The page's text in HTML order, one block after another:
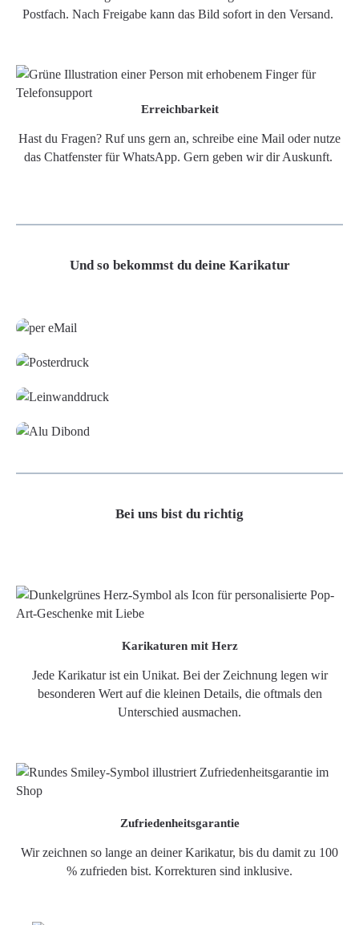
Postfach. Nach Freigabe kann das Bild sofort in den Versand.
Erreichbarkeit
Hast du Fragen? Ruf uns gern an, schreibe eine Mail oder nutze
das Chatfenster für WhatsApp. Gern geben wir dir Auskunft.
Und so bekommst du deine Karikatur
Bei uns bist du richtig
Karikaturen mit Herz
Jede Karikatur ist ein Unikat. Bei der Zeichnung legen wir
besonderen Wert auf die kleinen Details, die oftmals den
Unterschied ausmachen.
Zufriedenheitsgarantie
Wir zeichnen so lange an deiner Karikatur, bis du damit zu 100
% zufrieden bist. Korrekturen sind inklusive.